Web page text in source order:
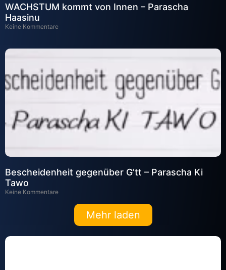
WACHSTUM kommt von Innen – Parascha
Haasinu
Keine Kommentare
Bescheidenheit gegenüber G’tt – Parascha Ki
Tawo
Keine Kommentare
Mehr laden